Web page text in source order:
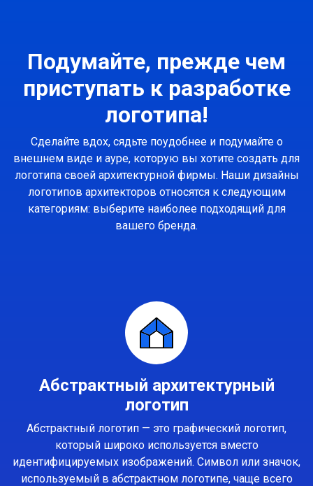
Подумайте, прежде чем
приступать к разработке
логотипа!
Сделайте вдох, сядьте поудобнее и подумайте о
внешнем виде и ауре, которую вы хотите создать для
логотипа своей архитектурной фирмы. Наши дизайны
логотипов архитекторов относятся к следующим
категориям: выберите наиболее подходящий для
вашего бренда.
Абстрактный архитектурный
логотип
Абстрактный логотип — это графический логотип,
который широко используется вместо
идентифицируемых изображений. Символ или значок,
используемый в абстрактном логотипе, чаще всего